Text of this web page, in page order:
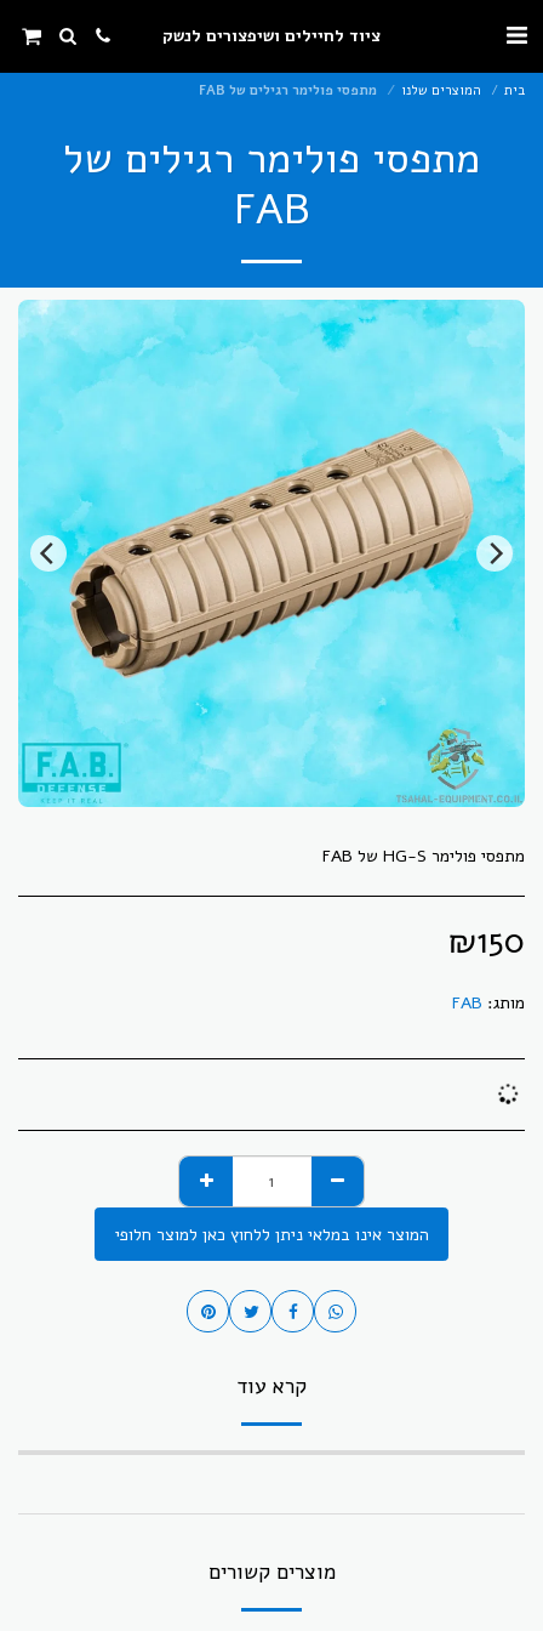
ציוד לחיילים ושיפצורים לנשק
בית המוצרים שלנו מתפסי פולימר רגילים של FAB
מתפסי פולימר רגילים של
FAB
מתפסי פולימר HG-S של FAB
₪150
מותג: FAB
המוצר אינו במלאי ניתן ללחוץ כאן למוצר חלופי
קרא עוד
מוצרים קשורים